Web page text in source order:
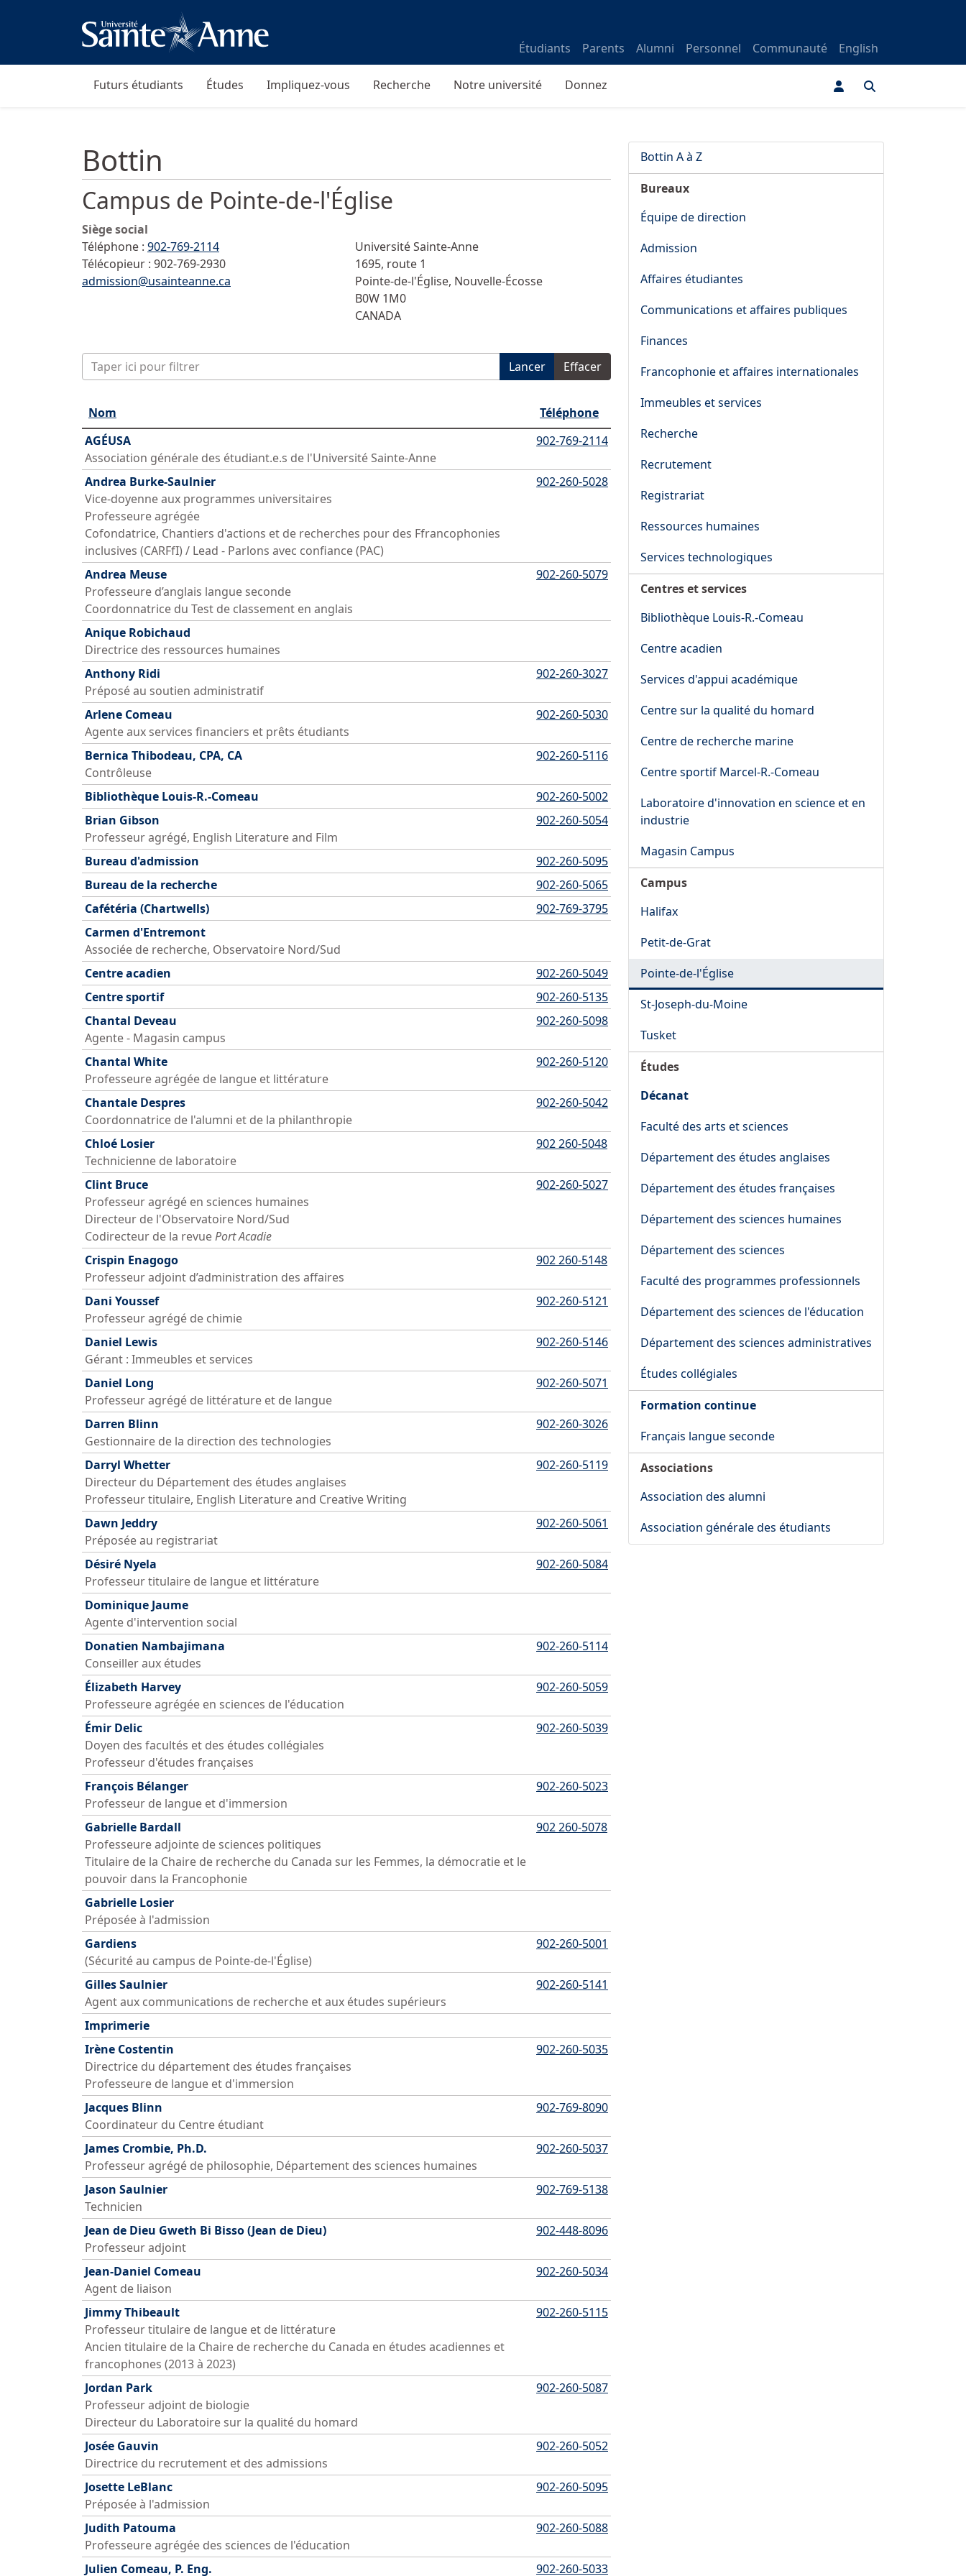
Étudiants Parents Alumni Personnel Communauté English
Futurs étudiants Études Impliquez-vous Recherche Notre université Donnez
Bottin
Campus de Pointe-de-l'Église
Siège social
Téléphone : 902-769-2114
Télécopieur : 902-769-2930
admission@usainteanne.ca
Université Sainte-Anne
1695, route 1
Pointe-de-l'Église, Nouvelle-Écosse
B0W 1M0
CANADA
Saisir partie du titre Lancer Effacer
Nom
Téléphone
AGÉUSA
Association générale des étudiant.e.s de l'Université Sainte-Anne
902-769-2114
Andrea Burke-Saulnier
Vice-doyenne aux programmes universitaires
Professeure agrégée
Cofondatrice, Chantiers d'actions et de recherches pour des Ffrancophonies
inclusives (CARFfI) / Lead - Parlons avec confiance (PAC)
902-260-5028
Andrea Meuse
Professeure d’anglais langue seconde
Coordonnatrice du Test de classement en anglais
902-260-5079
Anique Robichaud
Directrice des ressources humaines
Anthony Ridi
Préposé au soutien administratif
902-260-3027
Arlene Comeau
Agente aux services financiers et prêts étudiants
902-260-5030
Bernica Thibodeau, CPA, CA
Contrôleuse
902-260-5116
Bibliothèque Louis-R.-Comeau
902-260-5002
Brian Gibson
Professeur agrégé, English Literature and Film
902-260-5054
Bureau d'admission
902-260-5095
Bureau de la recherche
902-260-5065
Cafétéria (Chartwells)
902-769-3795
Carmen d'Entremont
Associée de recherche, Observatoire Nord/Sud
Centre acadien
902-260-5049
Centre sportif
902-260-5135
Chantal Deveau
Agente - Magasin campus
902-260-5098
Chantal White
Professeure agrégée de langue et littérature
902-260-5120
Chantale Despres
Coordonnatrice de l'alumni et de la philanthropie
902-260-5042
Chloé Losier
Technicienne de laboratoire
902 260-5048
Clint Bruce
Professeur agrégé en sciences humaines
Directeur de l'Observatoire Nord/Sud
Codirecteur de la revuePort Acadie
902-260-5027
Crispin Enagogo
Professeur adjoint d’administration des affaires
902 260-5148
Dani Youssef
Professeur agrégé de chimie
902-260-5121
Daniel Lewis
Gérant : Immeubles et services
902-260-5146
Daniel Long
Professeur agrégé de littérature et de langue
902-260-5071
Darren Blinn
Gestionnaire de la direction des technologies
902-260-3026
Darryl Whetter
Directeur du Département des études anglaises
Professeur titulaire, English Literature and Creative Writing
902-260-5119
Dawn Jeddry
Préposée au registrariat
902-260-5061
Désiré Nyela
Professeur titulaire de langue et littérature
902-260-5084
Dominique Jaume
Agente d'intervention social
Donatien Nambajimana
Conseiller aux études
902-260-5114
Élizabeth Harvey
Professeure agrégée en sciences de l'éducation
902-260-5059
Émir Delic
Doyen des facultés et des études collégiales
Professeur d'études françaises
902-260-5039
François Bélanger
Professeur de langue et d'immersion
902-260-5023
Gabrielle Bardall
Professeure adjointe de sciences politiques
Titulaire de la Chaire de recherche du Canada sur les Femmes, la démocratie et le
pouvoir dans la Francophonie
902 260-5078
Gabrielle Losier
Préposée à l'admission
Gardiens
(Sécurité au campus de Pointe-de-l'Église)
902-260-5001
Gilles Saulnier
Agent aux communications de recherche et aux études supérieurs
902-260-5141
Imprimerie
Irène Costentin
Directrice du département des études françaises
Professeure de langue et d'immersion
902-260-5035
Jacques Blinn
Coordinateur du Centre étudiant
902-769-8090
James Crombie, Ph.D.
Professeur agrégé de philosophie, Département des sciences humaines
902-260-5037
Jason Saulnier
Technicien
902-769-5138
Jean de Dieu Gweth Bi Bisso (Jean de Dieu)
Professeur adjoint
902-448-8096
Jean-Daniel Comeau
Agent de liaison
902-260-5034
Jimmy Thibeault
Professeur titulaire de langue et de littérature
Ancien titulaire de la Chaire de recherche du Canada en études acadiennes et
francophones (2013 à 2023)
902-260-5115
Jordan Park
Professeur adjoint de biologie
Directeur du Laboratoire sur la qualité du homard
902-260-5087
Josée Gauvin
Directrice du recrutement et des admissions
902-260-5052
Josette LeBlanc
Préposée à l'admission
902-260-5095
Judith Patouma
Professeure agrégée des sciences de l'éducation
902-260-5088
Julien Comeau, P. Eng. 902-260-5033
Bottin A à Z
Bureaux
Équipe de direction
Admission
Affaires étudiantes
Communications et affaires publiques
Finances
Francophonie et affaires internationales
Immeubles et services
Recherche
Recrutement
Registrariat
Ressources humaines
Services technologiques
Centres et services
Bibliothèque Louis-R.-Comeau
Centre acadien
Services d'appui académique
Centre sur la qualité du homard
Centre de recherche marine
Centre sportif Marcel-R.-Comeau
Laboratoire d'innovation en science et en
industrie
Magasin Campus
Campus
Halifax
Petit-de-Grat
Pointe-de-l'Église
St-Joseph-du-Moine
Tusket
Études
Décanat
Faculté des arts et sciences
Département des études anglaises
Département des études françaises
Département des sciences humaines
Département des sciences
Faculté des programmes professionnels
Département des sciences de l'éducation
Département des sciences administratives
Études collégiales
Formation continue
Français langue seconde
Associations
Association des alumni
Association générale des étudiants